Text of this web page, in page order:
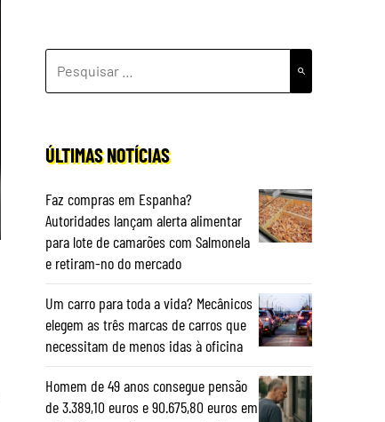
POR:
ÚLTIMAS NOTÍCIAS
Faz compras em Espanha?
Autoridades lançam alerta alimentar
para lote de camarões com Salmonela
e retiram-no do mercado
Um carro para toda a vida? Mecânicos
elegem as três marcas de carros que
necessitam de menos idas à oficina
Homem de 49 anos consegue pensão
de 3.389,10 euros e 90.675,80 euros em